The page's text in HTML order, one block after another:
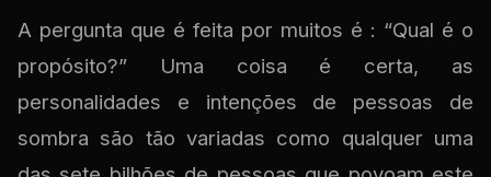
A pergunta que é feita por muitos é : “Qual é o
propósito?” Uma coisa é certa, as
personalidades e intenções de pessoas de
sombra são tão variadas como qualquer uma